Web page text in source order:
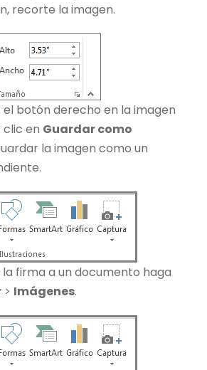
recorte la imagen.
el botón derecho en la imagen
clic en Guardar como
la imagen como un
firma a un documento haga
> Imágenes.